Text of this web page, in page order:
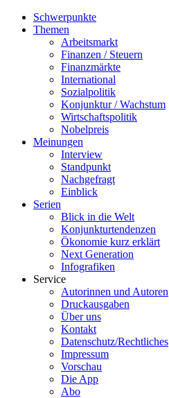
Schwerpunkte
Themen
Arbeitsmarkt
Finanzen / Steuern
Finanzmärkte
International
Sozialpolitik
Konjunktur / Wachstum
Wirtschaftspolitik
Nobelpreis
Meinungen
Interview
Standpunkt
Nachgefragt
Einblick
Serien
Blick in die Welt
Konjunkturtendenzen
Ökonomie kurz erklärt
Next Generation
Infografiken
Service
Autorinnen und Autoren
Druckausgaben
Über uns
Kontakt
Datenschutz/Rechtliches
Impressum
Vorschau
Die App
Abo